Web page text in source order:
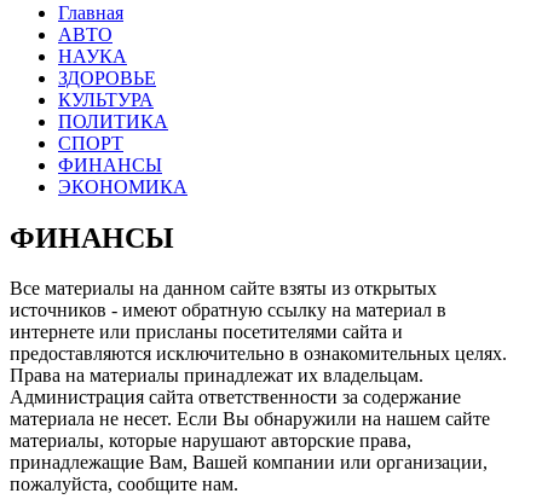
Главная
АВТО
НАУКА
ЗДОРОВЬЕ
КУЛЬТУРА
ПОЛИТИКА
СПОРТ
ФИНАНСЫ
ЭКОНОМИКА
ФИНАНСЫ
Все материалы на данном сайте взяты из открытых
источников - имеют обратную ссылку на материал в
интернете или присланы посетителями сайта и
предоставляются исключительно в ознакомительных целях.
Права на материалы принадлежат их владельцам.
Администрация сайта ответственности за содержание
материала не несет. Если Вы обнаружили на нашем сайте
материалы, которые нарушают авторские права,
принадлежащие Вам, Вашей компании или организации,
пожалуйста, сообщите нам.